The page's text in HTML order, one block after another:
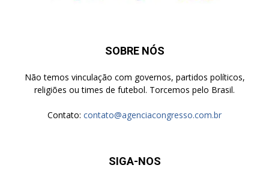
SOBRE NÓS
Não temos vinculação com governos, partidos políticos,
religiões ou times de futebol. Torcemos pelo Brasil.
Contato: contato@agenciacongresso.com.br
SIGA-NOS